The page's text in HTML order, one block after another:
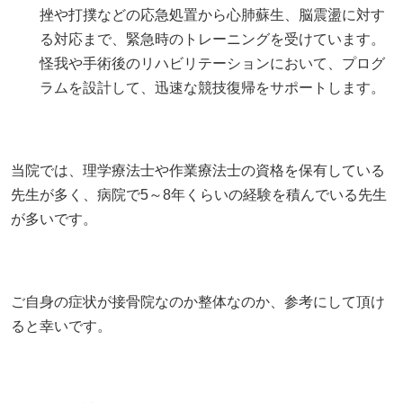
挫や打撲などの応急処置から心肺蘇生、脳震盪に対す
る対応まで、緊急時のトレーニングを受けています。
怪我や手術後のリハビリテーションにおいて、プログ
ラムを設計して、迅速な競技復帰をサポートします。
当院では、理学療法士や作業療法士の資格を保有している
先生が多く、病院で5～8年くらいの経験を積んでいる先生
が多いです。
ご自身の症状が接骨院なのか整体なのか、参考にして頂け
ると幸いです。